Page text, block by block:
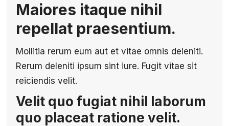
Maiores itaque nihil
repellat praesentium.
Mollitia rerum eum aut et vitae omnis deleniti.
Rerum deleniti ipsum sint iure. Fugit vitae sit
reiciendis velit.
Velit quo fugiat nihil laborum
quo placeat ratione velit.